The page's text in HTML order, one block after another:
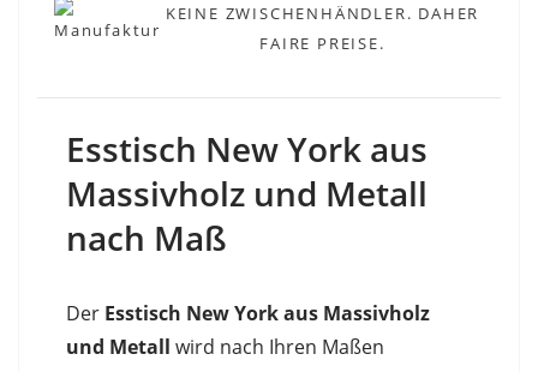
KEINE ZWISCHENHÄNDLER. DAHER
FAIRE PREISE.
Esstisch New York aus
Massivholz und Metall
nach Maß
Der Esstisch New York aus Massivholz
und Metall wird nach Ihren Maßen